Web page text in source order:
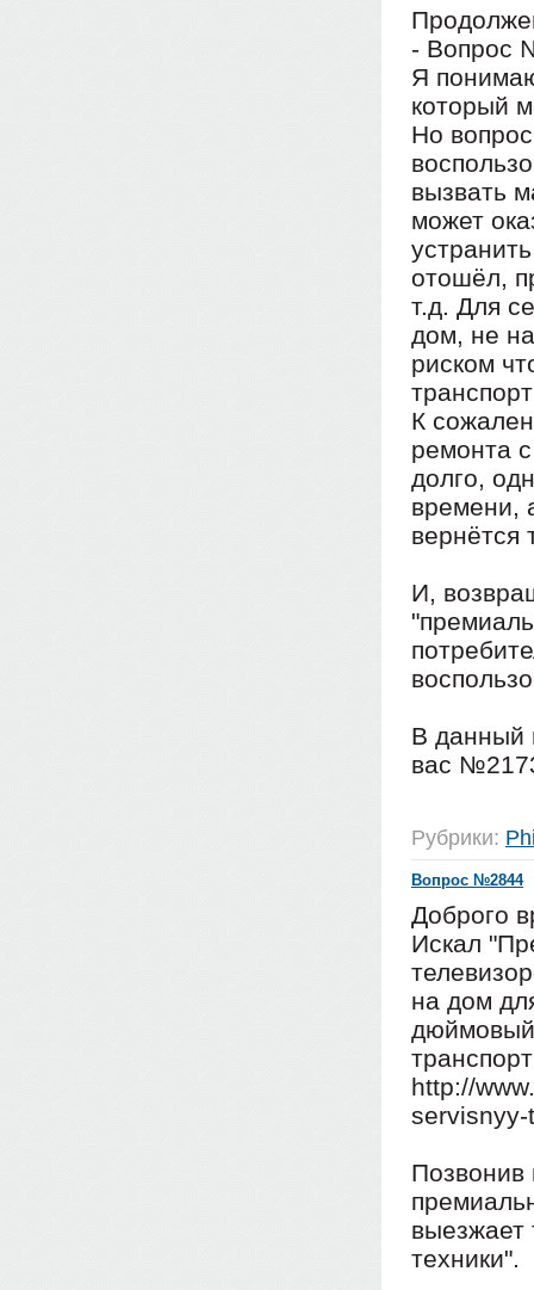
- Вопрос
Я
который
Но
вызвать
может
отошёл,
т.д. Для
дом, не
риском
К
ремонта
долго,
времени,
вернётся
И,
В данный
вас
Рубрики:
Вопрос №2844
Доброго
Искал
на дом
дюймовый
http://
Позвонив
выезжает
техники".